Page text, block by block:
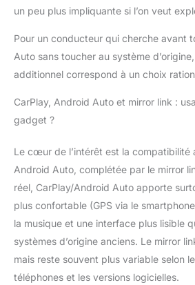
1600*600
interface
claire. Le
permet
sécurité
GPS en
Utilisez Siri
l'assistant
un
libres de
des
messages
un peu plus impliquante si l’on veut
Pour un conducteur qui cherche avant
Auto sans toucher au système
additionnel correspond à un choix
CarPlay, Android Auto et mirror link :
gadget ?
Le cœur de l’intérêt est la compatibilité
Android Auto, complétée par le mirror
réel, CarPlay/Android Auto apporte
plus confortable (GPS via le
la musique et une interface plus lisible
systèmes d’origine anciens. Le mirror
mais reste souvent plus variable selon
téléphones et les versions logicielles.